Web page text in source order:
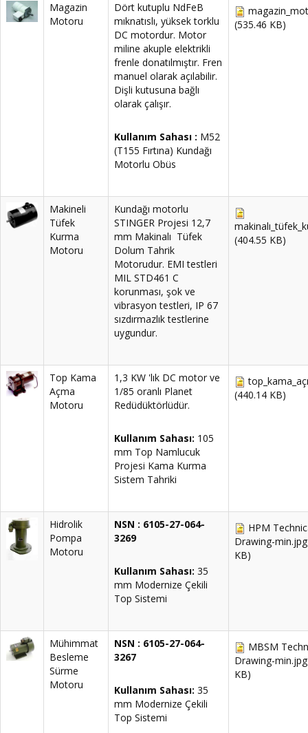
Magazin
Motoru
Dört kutuplu NdFeB
mıknatıslı, yüksek torklu
DC motordur. Motor
miline akuple elektrikli
frenle donatılmıştır. Fren
manuel olarak açılabilir.
Dişli kutusuna bağlı
olarak çalışır.
Kullanım Sahası : M52
(T155 Fırtına) Kundağı
Motorlu Obüs
(535.46 KB)
Makineli
Tüfek
Kurma
Motoru
Kundağı motorlu
STINGER Projesi 12,7
mm Makinalı Tüfek
Dolum Tahrik
Motorudur. EMI testleri
MIL STD461 C
korunması, şok ve
vibrasyon testleri, IP 67
sızdırmazlık testlerine
uygundur.
(404.55 KB)
Top Kama
Açma
Motoru
1,3 KW 'lık DC motor ve
1/85 oranlı Planet
Redüdüktörlüdür.
Kullanım Sahası: 105
mm Top Namlucuk
Projesi Kama Kurma
Sistem Tahriki
(440.14 KB)
Hidrolik
Pompa
Motoru
NSN : 6105-27-064-
3269
Kullanım Sahası: 35
mm Modernize Çekili
Top Sistemi
HPM
Drawing-min.jpg
KB)
Mühimmat
Besleme
Sürme
Motoru
NSN : 6105-27-064-
3267
Kullanım Sahası: 35
mm Modernize Çekili
Top Sistemi
MBSM
Drawing-min.jpg
KB)